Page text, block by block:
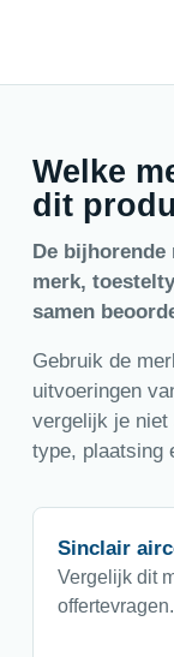
Welke
dit
De
merk,
samen
Gebruik de
uitvoeringen
vergelijk je niet
type, plaatsing
Sinclair
Vergelijk dit
offertevragen.